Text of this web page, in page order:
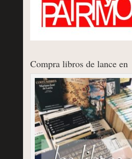
Compra libros de lance en